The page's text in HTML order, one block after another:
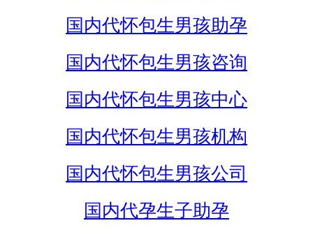
国内代怀包生男孩助孕
国内代怀包生男孩咨询
国内代怀包生男孩中心
国内代怀包生男孩机构
国内代怀包生男孩公司
国内代孕生子助孕